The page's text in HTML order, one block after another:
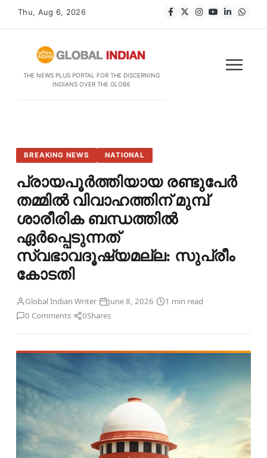
Thu, Aug 6, 2026
THE NEWS PLUS PORTAL FOR THE DISCERNING
INDIANS OVER THE GLOBE
BREAKING NEWS NATIONAL
പ്രായപൂർത്തിയായ രണ്ടുപേർ
തമ്മിൽ വിവാഹത്തിന് മുമ്പ്
ശാരീരിക ബന്ധത്തിൽ
ഏർപ്പെടുന്നത്
സ്വഭാവദൂഷ്യമല്ല: സുപ്രീം
കോടതി
Global Indian Writer· June 8, 2026· 1 min read·
0 Comments· 0Shares